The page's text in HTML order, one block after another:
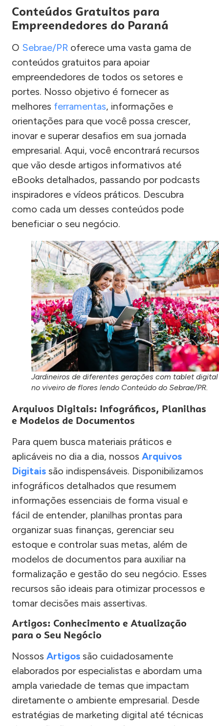
Conteúdos Gratuitos para
Empreendedores do Paraná
O Sebrae/PR oferece uma vasta gama de
conteúdos gratuitos para apoiar
empreendedores de todos os setores e
portes. Nosso objetivo é fornecer as
melhores ferramentas, informações e
orientações para que você possa crescer,
inovar e superar desafios em sua jornada
empresarial. Aqui, você encontrará recursos
que vão desde artigos informativos até
eBooks detalhados, passando por podcasts
inspiradores e vídeos práticos. Descubra
como cada um desses conteúdos pode
beneficiar o seu negócio.
Jardineiros de diferentes gerações com tablet digital
no viveiro de flores lendo Conteúdo do Sebrae/PR.
Arquivos Digitais: Infográficos, Planilhas
e Modelos de Documentos
Para quem busca materiais práticos e
aplicáveis no dia a dia, nossos Arquivos
Digitais são indispensáveis. Disponibilizamos
infográficos detalhados que resumem
informações essenciais de forma visual e
fácil de entender, planilhas prontas para
organizar suas finanças, gerenciar seu
estoque e controlar suas metas, além de
modelos de documentos para auxiliar na
formalização e gestão do seu negócio. Esses
recursos são ideais para otimizar processos e
tomar decisões mais assertivas.
Artigos: Conhecimento e Atualização
para o Seu Negócio
Nossos Artigos são cuidadosamente
elaborados por especialistas e abordam uma
ampla variedade de temas que impactam
diretamente o ambiente empresarial. Desde
estratégias de marketing digital até técnicas